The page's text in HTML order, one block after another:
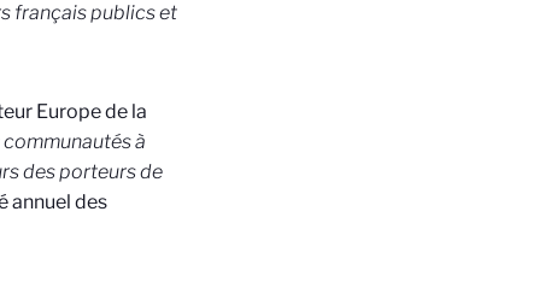
français publics et
Europe de la
communautés à
des porteurs de
annuel des